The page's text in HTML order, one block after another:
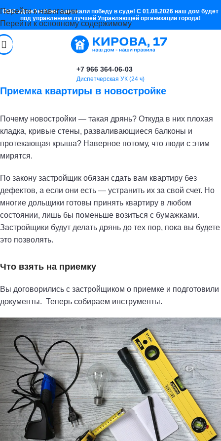
Перейти к навигации
Перейти к основному содержимому
ООО «ДомЭксКом» одержали победу в суде! С 01.08.2026 наш дом будет
под управлением лучшей Управляющей организации города!
+7 966 364-06-03
Диспетчерская УК (24 ч)
Приемка квартиры в новостройке
Почему новостройки — такая дрянь? Откуда в них плохая
кладка, кривые стены, разваливающиеся балконы и
протекающая крыша? Наверное потому, что люди с этим
мирятся.
По закону застройщик обязан сдать вам квартиру без
дефектов, а если они есть — устранить их за свой счет. Но
многие дольщики готовы принять квартиру в любом
состоянии, лишь бы поменьше возиться с бумажками.
Застройщики будут делать дрянь до тех пор, пока вы будете
это позволять.
Что взять на приемку
Вы договорились с застройщиком о приемке и подготовили
документы. Теперь собираем инструменты.